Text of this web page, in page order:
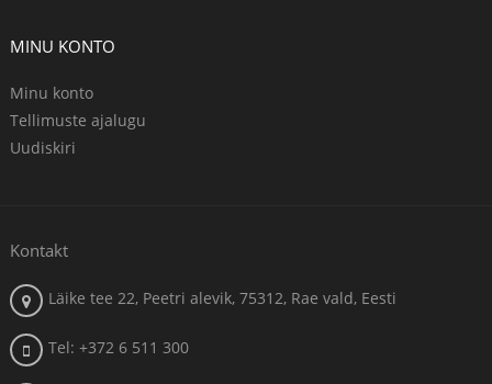
MINU KONTO
Minu konto
Tellimuste ajalugu
Uudiskiri
Kontakt
Läike tee 22, Peetri alevik, 75312, Rae vald, Eesti
Tel: +372 6 511 300